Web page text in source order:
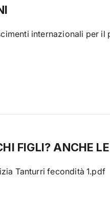
internazionali per il
FIGLI? ANCHE
Tanturri fecondità 1.pdf